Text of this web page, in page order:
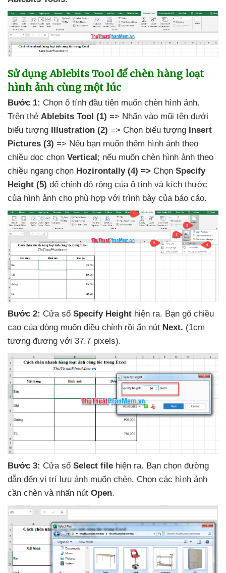
Sử dụng Ablebits Tool để chèn hàng loạt
hình ảnh cùng một lúc
Bước 1: Chọn ô tính đầu tiên muốn chèn hình ảnh.
Trên thẻ Ablebits Tool (1) => Nhấn vào mũi tên dưới
biểu tượng
Illustration (2) => Chọn biểu tượng Insert
Pictures (3) => Nếu bạn muốn thêm hình ảnh theo
chiều dọc chọn Vertical ; nếu muốn chèn hình ảnh theo
chiều ngang chọn Hozirontally (4) => Chọn Specify
Height (5) để chỉnh độ rộng của ô tính và kích thước
của hình ảnh cho phù hợp với trình bày của báo cáo.
Bước 2: Cửa sổ Specify Height hiện ra. Bạn gõ chiều
cao của dòng muốn điều chỉnh rồi ấn nút Next. (1cm
tương đương với 37.7 pixels).
Bước 3: Cửa sổ Select file hiện ra. Bạn chọn đường
dẫn đến vị trí lưu ảnh muốn chèn. Chọn các hình ảnh
cần chèn và nhấn nút Open.